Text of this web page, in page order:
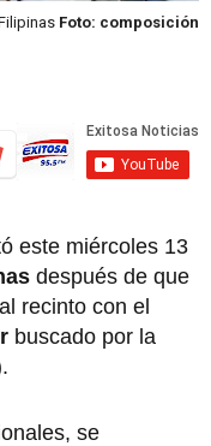
Foto: composición
este miércoles 13
después de que
recinto con el
buscado por la
se